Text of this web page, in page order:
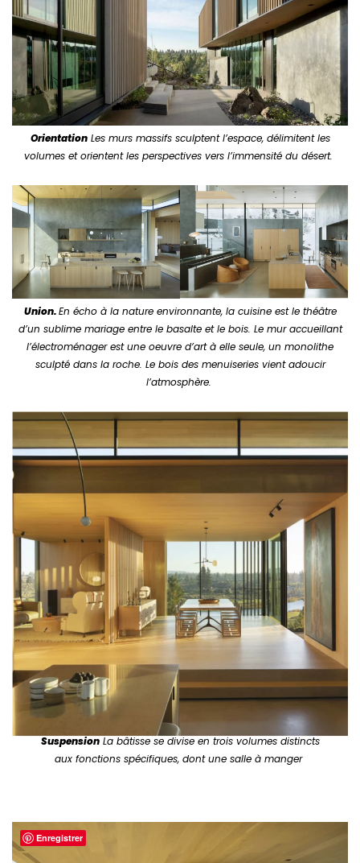
OrientationLes murs massifs sculptent l’espace, délimitent les
volumes et orientent les perspectives vers l’immensité du désert.
Union.En écho à la nature environnante, la cuisine est le théâtre
d’un sublime mariage entre le basalte et le bois. Le mur accueillant
l’électroménager est une oeuvre d’art à elle seule, un monolithe
sculpté dans la roche. Le bois des menuiseries vient adoucir
l’atmosphère.
SuspensionLa bâtisse se divise en trois volumes distincts
aux fonctions spécifiques, dont une salle à manger
Enregistrer